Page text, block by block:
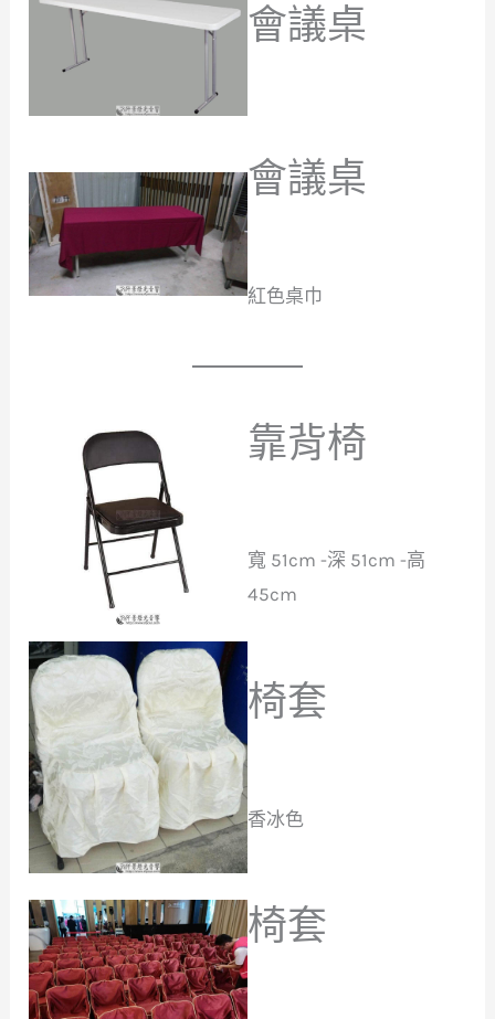
會議桌
會議桌
紅色桌巾
靠背椅
寬 51cm -深 51cm -高
45cm
椅套
香冰色
椅套